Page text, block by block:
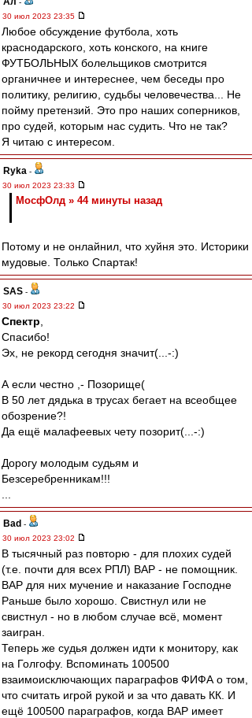
-
30 июл 2023 23:35
Любое обсуждение футбола, хоть
краснодарского, хоть конского, на книге
ФУТБОЛЬНЫХ болельщиков смотрится
органичнее и интереснее, чем беседы про
политику, религию, судьбы человечества... Не
пойму претензий. Это про наших соперников,
про судей, которым нас судить. Что не так?
Я читаю с интересом.
Ryka -
30 июл 2023 23:33
МосфОлд » 44 минуты назад
Потому и не онлайнил, что хуйня это. Историки
мудовые. Только Спартак!
SAS -
30 июл 2023 23:22
Спектр
Спасибо!
Эх, не рекорд сегодня значит(...-:)
А если честно ,- Позорище(
В 50 лет дядька в трусах бегает на всеобщее
обозрение?!
Да ещё малафеевых чету позорит(...-:)
Дорогу молодым судьям и
Безсеребренникам!!!
Bad -
30 июл 2023 23:02
В тысячный раз повторю - для плохих судей
(т.е. почти для всех РПЛ) ВАР - не помощник.
ВАР для них мучение и наказание Господне
Раньше было хорошо. Свистнул или не
свистнул - но в любом случае всё, момент
заигран.
Теперь же судья должен идти к монитору, как
на Голгофу. Вспоминать 100500
взаимоисключающих параграфов ФИФА о том,
что считать игрой рукой и за что давать КК. И
ещё 100500 параграфов, когда ВАР имеет